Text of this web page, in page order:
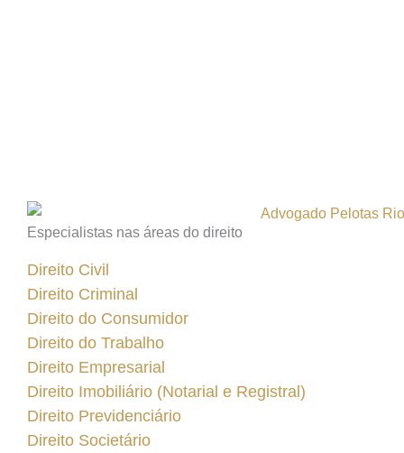
Especialistas nas áreas do direito
Direito Civil
Direito Criminal
Direito do Consumidor
Direito do Trabalho
Direito Empresarial
Direito Imobiliário (Notarial e Registral)
Direito Previdenciário
Direito Societário